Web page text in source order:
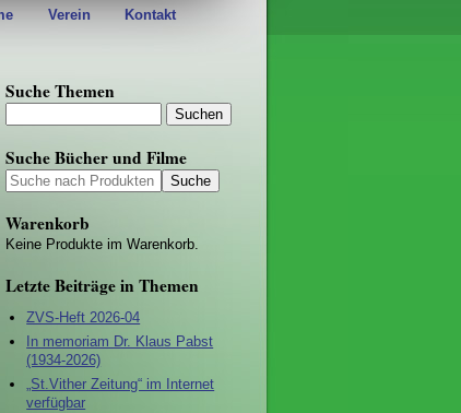
Verein Kontakt
Suche Themen
Suche Bücher und Filme
Warenkorb
Keine Produkte im Warenkorb.
Letzte Beiträge in Themen
ZVS-Heft 2026-04
In memoriam Dr. Klaus Pabst
(1934-2026)
„St.Vither Zeitung“ im Internet
verfügbar